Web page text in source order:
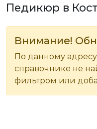
Педикюр в
Внимание!
По данному
справочнике не
фильтром или